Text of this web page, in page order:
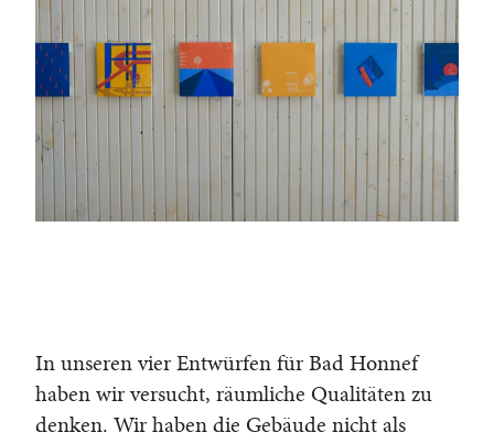
In unseren vier Entwürfen für Bad Honnef
haben wir versucht, räumliche Qualitäten zu
denken. Wir haben die Gebäude nicht als